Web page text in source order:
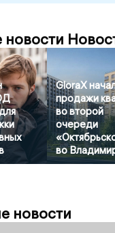
новости
GloraX
продажи
во второй
очереди
во
новости